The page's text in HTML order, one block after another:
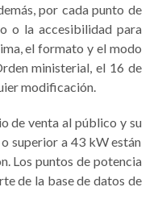
por cada punto de
o la accesibilidad para
el formato y el modo
ministerial, el 16 de
modificación.
de venta al público y su
superior a 43 kW están
Los puntos de potencia
de la base de datos de